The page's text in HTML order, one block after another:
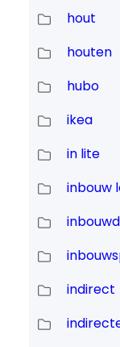
hout
houten
hubo
ikea
in lite
inbouw
indirect